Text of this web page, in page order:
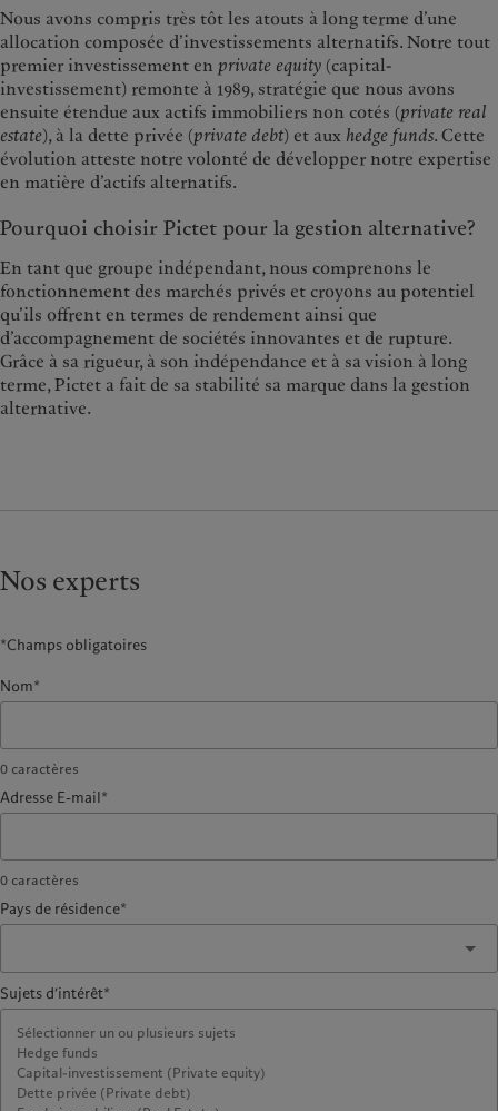
Nous avons compris très tôt les atouts à long terme d’une
allocation composée d’investissements alternatifs. Notre tout
premier investissement en private equity (capital-
investissement) remonte à 1989, stratégie que nous avons
ensuite étendue aux actifs immobiliers non cotés (private real
estate), à la dette privée (private debt) et aux hedge funds. Cette
évolution atteste notre volonté de développer notre expertise
en matière d’actifs alternatifs.
Pourquoi choisir Pictet pour la gestion alternative?
En tant que groupe indépendant, nous comprenons le
fonctionnement des marchés privés et croyons au potentiel
qu’ils offrent en termes de rendement ainsi que
d’accompagnement de sociétés innovantes et de rupture.
Grâce à sa rigueur, à son indépendance et à sa vision à long
terme, Pictet a fait de sa stabilité sa marque dans la gestion
alternative.
Nos experts
*Champs obligatoires
Nom*
0 caractères
Adresse E-mail*
0 caractères
Pays de résidence*
Sujets d’intérêt*